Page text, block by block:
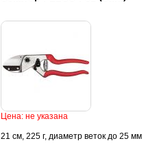
Цена: не указана
21 см, 225 г, диаметр веток до 25 мм